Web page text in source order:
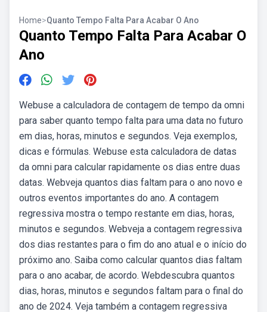
Home>Quanto Tempo Falta Para Acabar O Ano
Quanto Tempo Falta Para Acabar O
Ano
Webuse a calculadora de contagem de tempo da omni
para saber quanto tempo falta para uma data no futuro
em dias, horas, minutos e segundos. Veja exemplos,
dicas e fórmulas. Webuse esta calculadora de datas
da omni para calcular rapidamente os dias entre duas
datas. Webveja quantos dias faltam para o ano novo e
outros eventos importantes do ano. A contagem
regressiva mostra o tempo restante em dias, horas,
minutos e segundos. Webveja a contagem regressiva
dos dias restantes para o fim do ano atual e o início do
próximo ano. Saiba como calcular quantos dias faltam
para o ano acabar, de acordo. Webdescubra quantos
dias, horas, minutos e segundos faltam para o final do
ano de 2024. Veja também a contagem regressiva